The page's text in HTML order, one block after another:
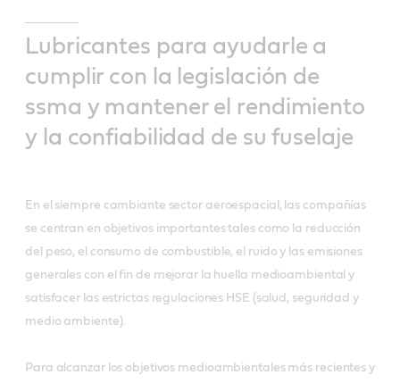
Lubricantes para ayudarle a
cumplir con la legislación de
ssma y mantener el rendimiento
y la confiabilidad de su fuselaje
En el siempre cambiante sector aeroespacial, las compañías
se centran en objetivos importantes tales como la reducción
del peso, el consumo de combustible, el ruido y las emisiones
generales con el fin de mejorar la huella medioambiental y
satisfacer las estrictas regulaciones HSE (salud, seguridad y
medio ambiente).
Para alcanzar los objetivos medioambientales más recientes y